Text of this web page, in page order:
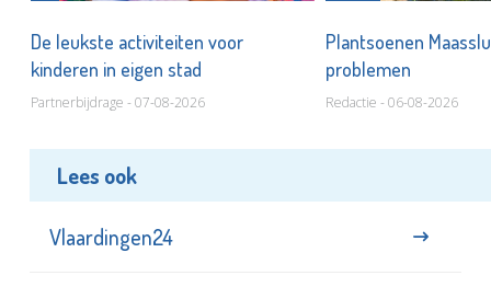
De leukste activiteiten voor
kinderen in eigen stad
Partnerbijdrage - 07-08-2026
Plantsoenen
problemen
Redactie - 06-08-2026
Lees ook
Vlaardingen24